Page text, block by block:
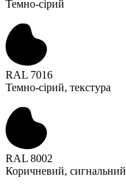
Темно-сірий
RAL 7016
Темно-сірий, текстура
RAL 8002
Коричневий, сигнальний